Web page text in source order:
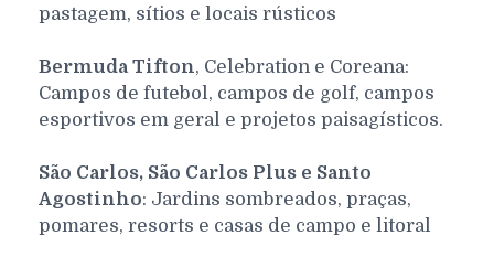
pastagem, sítios e locais rústicos
Bermuda Tifton, Celebration e Coreana:
Campos de futebol, campos de golf, campos
esportivos em geral e projetos paisagísticos.
São Carlos, São Carlos Plus e Santo
Agostinho: Jardins sombreados, praças,
pomares, resorts e casas de campo e litoral